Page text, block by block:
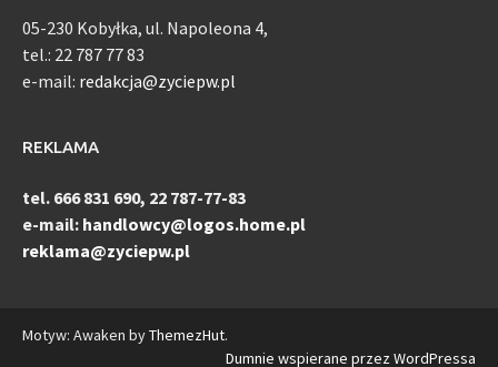
05-230 Kobyłka, ul. Napoleona 4,
tel.: 22 787 77 83
e-mail: redakcja@zyciepw.pl
REKLAMA
tel. 666 831 690, 22 787-77-83
e-mail: handlowcy@logos.home.pl
reklama@zyciepw.pl
Motyw: Awaken byThemezHut.
Dumnie wspierane przez WordPressa